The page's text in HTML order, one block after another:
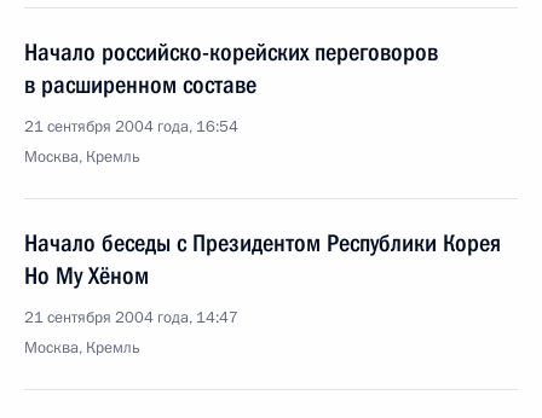
Начало российско-корейских переговоров
в расширенном составе
21 сентября 2004 года, 16:54
Москва, Кремль
Начало беседы с Президентом Республики Корея
Но Му Хёном
21 сентября 2004 года, 14:47
Москва, Кремль